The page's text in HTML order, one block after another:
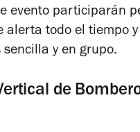
evento participarán
alerta todo el tiempo
y en grupo.
de